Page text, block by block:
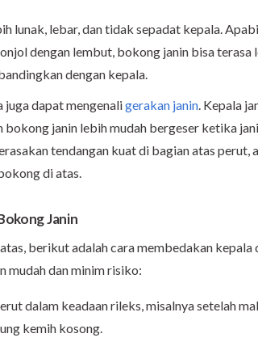
lunak, lebar, dan tidak sepadat kepala.
dengan lembut, bokong janin bisa terasa
dengan kepala.
dapat mengenaligerakan janin. Kepala
janin lebih mudah bergeser ketika
tendangan kuat di bagian atas perut,
di atas.
Janin
berikut adalah cara membedakan kepala
mudah dan minim risiko:
dalam keadaan rileks, misalnya setelah
kemih kosong.